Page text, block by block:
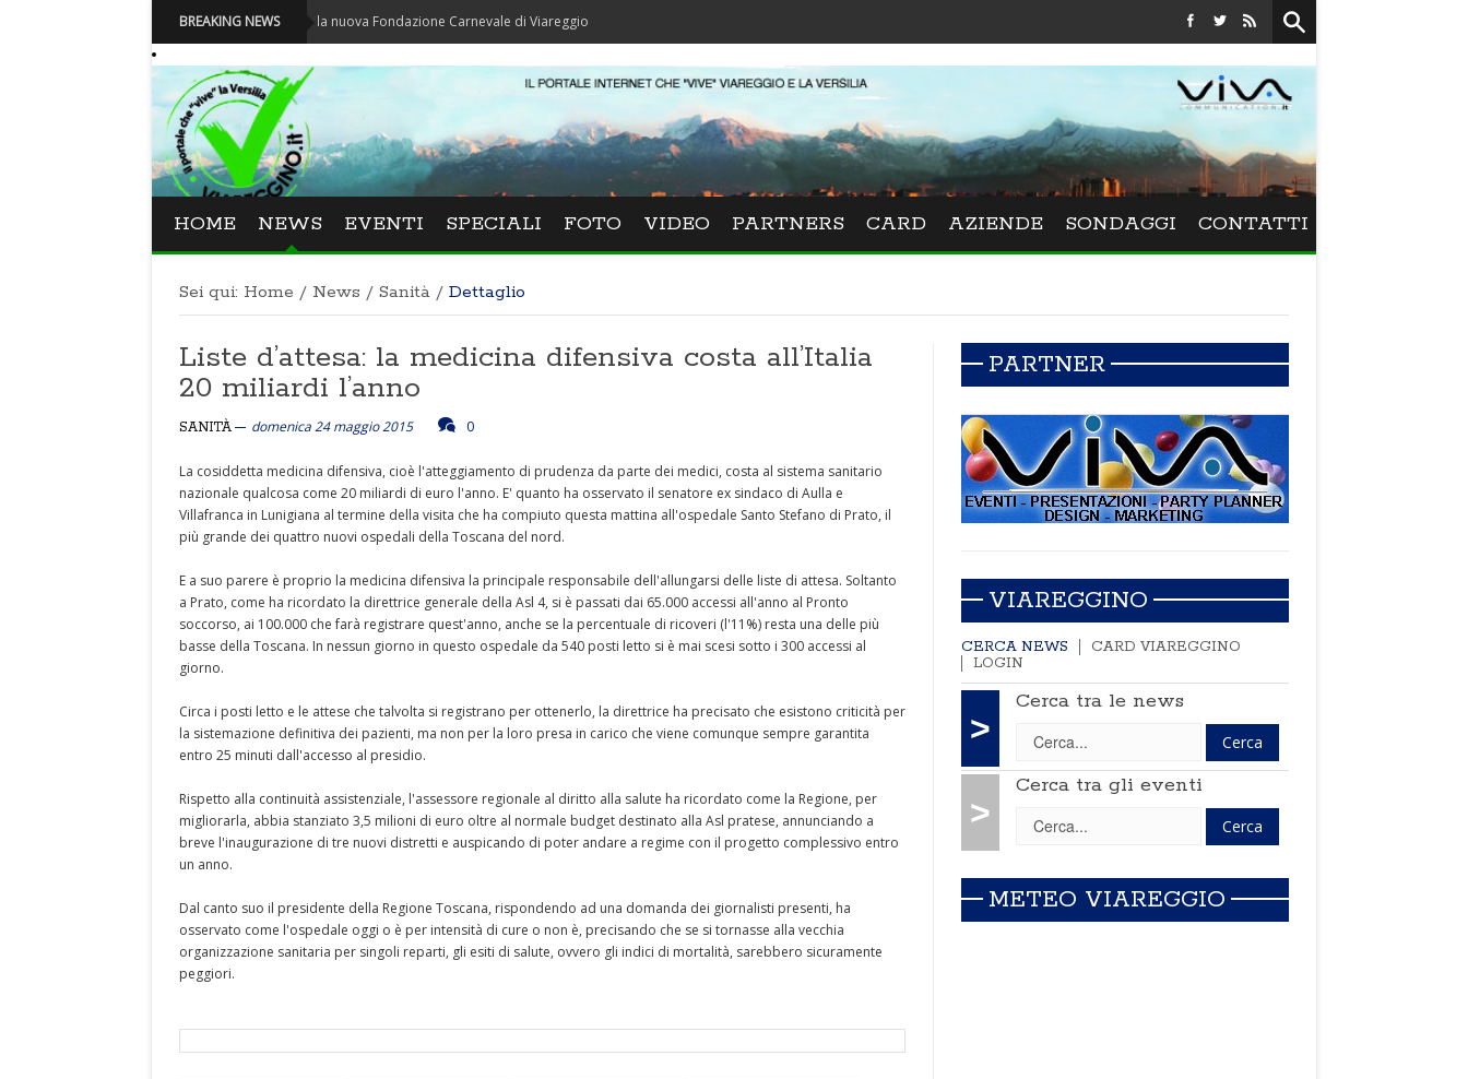
BREAKING NEWS
Carnevale - Nominata la nuova Fondazione Carnevale di Viareggio Festival La Versiliana - La direttrice lucchese Beatrice
HOME NEWS EVENTI SPECIALI FOTO VIDEO PARTNERS CARD AZIENDE SONDAGGI CONTATTI
Sei qui: Home / News / Sanità / Dettaglio
Liste d’attesa: la medicina difensiva costa all’Italia
20 miliardi l’anno
SANITÀ domenica 24 maggio 2015 0
La cosiddetta medicina difensiva, cioè l'atteggiamento di prudenza da parte dei medici, costa al sistema sanitario
nazionale qualcosa come 20 miliardi di euro l'anno. E' quanto ha osservato il senatore ex sindaco di Aulla e
Villafranca in Lunigiana al termine della visita che ha compiuto questa mattina all'ospedale Santo Stefano di Prato, il
più grande dei quattro nuovi ospedali della Toscana del nord.
E a suo parere è proprio la medicina difensiva la principale responsabile dell'allungarsi delle liste di attesa. Soltanto
a Prato, come ha ricordato la direttrice generale della Asl 4, si è passati dai 65.000 accessi all'anno al Pronto
soccorso, ai 100.000 che farà registrare quest'anno, anche se la percentuale di ricoveri (l'11%) resta una delle più
basse della Toscana. In nessun giorno in questo ospedale da 540 posti letto si è mai scesi sotto i 300 accessi al
giorno.
Circa i posti letto e le attese che talvolta si registrano per ottenerlo, la direttrice ha precisato che esistono criticità per
la sistemazione definitiva dei pazienti, ma non per la loro presa in carico che viene comunque sempre garantita
entro 25 minuti dall'accesso al presidio.
Rispetto alla continuità assistenziale, l'assessore regionale al diritto alla salute ha ricordato come la Regione, per
migliorarla, abbia stanziato 3,5 milioni di euro oltre al normale budget destinato alla Asl pratese, annunciando a
breve l'inaugurazione di tre nuovi distretti e auspicando di poter andare a regime con il progetto complessivo entro
un anno.
Dal canto suo il presidente della Regione Toscana, rispondendo ad una domanda dei giornalisti presenti, ha
osservato come l'ospedale oggi o è per intensità di cure o non è, precisando che se si tornasse alla vecchia
organizzazione sanitaria per singoli reparti, gli esiti di salute, ovvero gli indici di mortalità, sarebbero sicuramente
peggiori.
PARTNER
VIAREGGINO
CERCA NEWS
CARD VIAREGGINO
LOGIN
>
Cerca tra le news
>
Cerca tra gli eventi
METEO VIAREGGIO